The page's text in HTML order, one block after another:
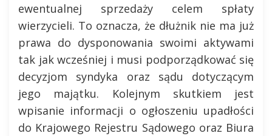
ewentualnej sprzedaży celem spłaty
wierzycieli. To oznacza, że dłużnik nie ma już
prawa do dysponowania swoimi aktywami
tak jak wcześniej i musi podporządkować się
decyzjom syndyka oraz sądu dotyczącym
jego majątku. Kolejnym skutkiem jest
wpisanie informacji o ogłoszeniu upadłości
do Krajowego Rejestru Sądowego oraz Biura